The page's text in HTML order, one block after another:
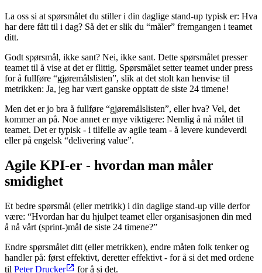
La oss si at spørsmålet du stiller i din daglige stand-up typisk er: Hva
har dere fått til i dag? Så det er slik du “måler” fremgangen i teamet
ditt.
Godt spørsmål, ikke sant? Nei, ikke sant. Dette spørsmålet presser
teamet til å vise at det er flittig. Spørsmålet setter teamet under press
for å fullføre “gjøremålslisten”, slik at det stolt kan henvise til
metrikken: Ja, jeg har vært ganske opptatt de siste 24 timene!
Men det er jo bra å fullføre “gjøremålslisten”, eller hva? Vel, det
kommer an på. Noe annet er mye viktigere: Nemlig å nå målet til
teamet. Det er typisk - i tilfelle av agile team - å levere kundeverdi
eller på engelsk “delivering value”.
Agile KPI-er - hvordan man måler
smidighet
Et bedre spørsmål (eller metrikk) i din daglige stand-up ville derfor
være: “Hvordan har du hjulpet teamet eller organisasjonen din med
å nå vårt (sprint-)mål de siste 24 timene?”
Endre spørsmålet ditt (eller metrikken), endre måten folk tenker og
handler på: først effektivt, deretter effektivt - for å si det med ordene
til Peter Drucker
for å si det.